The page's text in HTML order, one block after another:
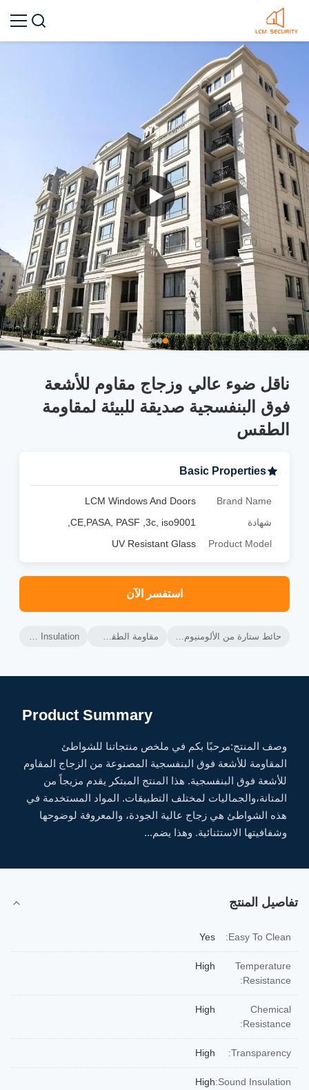
ناقل ضوء عالي وزجاج مقاوم للأشعة
فوق البنفسجية صديقة للبيئة لمقاومة
الطقس
Basic Properties
Brand Name
LCM Windows And Doors
شهادة
CE,PASA, PASF ,3c, iso9001,
Product Model
UV Resistant Glass
استفسر الآن
حائط ستارة من الألومنيوم,إطار الحائط من الألومنيوم,العزل الحراري للجدران الستارة المهبلة مقاومة الطقس الزجاج المقاوم للأشعة فوق البنفسجية Ventilated Curtain Wall Thermal Insulation
Product Summary
وصف المنتج:مرحبًا بكم في ملخص منتجاتنا للشواطئ
المقاومة للأشعة فوق البنفسجية المصنوعة من الزجاج المقاوم
للأشعة فوق البنفسجية. هذا المنتج المبتكر يقدم مزيجاً من
المتانة،والجماليات لمختلف التطبيقات. المواد المستخدمة في
هذه الشواطئ هي زجاج عالية الجودة، والمعروفة لوضوحها
وشفافيتها الاستثنائية. وهذا يضم...
تفاصيل المنتج
Easy To Clean:
Yes
Temperature
Resistance:
High
Chemical
Resistance:
High
Transparency:
High
Sound Insulation:
High